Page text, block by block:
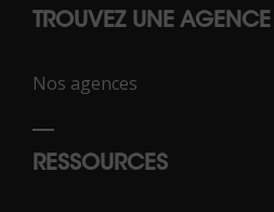
TROUVEZ UNE AGENCE
Nos agences
RESSOURCES